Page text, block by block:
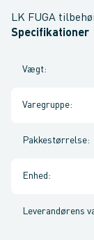
LK FUGA
Specifikationer
Vægt:
Varegruppe:
Pakkestørrelse:
Enhed :
Leverandørens